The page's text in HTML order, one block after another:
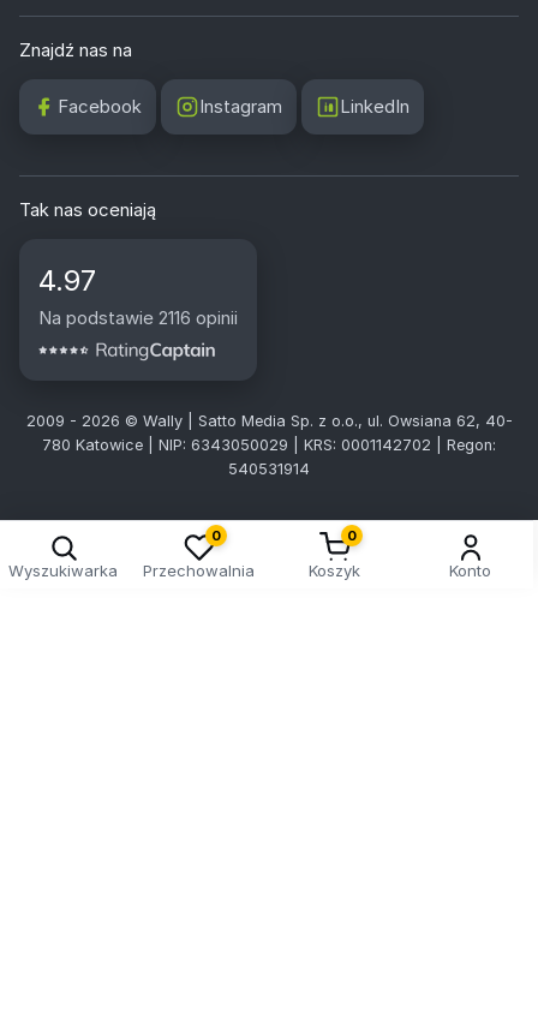
Znajdź nas na
Facebook Instagram LinkedIn
Tak nas oceniają
4.97
Na podstawie 2116 opinii
2009 - 2026 © Wally | Satto Media Sp. z o.o., ul. Owsiana 62, 40-
780 Katowice | NIP: 6343050029 | KRS: 0001142702 | Regon:
540531914
Wyszukiwarka
0
Przechowalnia
0
Koszyk Konto